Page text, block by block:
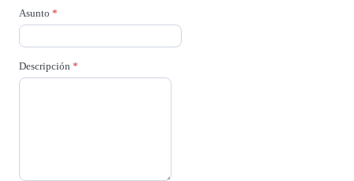
Asunto *
Descripción *